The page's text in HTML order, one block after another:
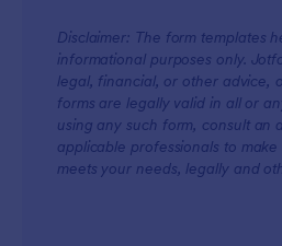
Disclaimer: The form templates
informational purposes only.
legal, financial, or other advice,
forms are legally valid in all or
using any such form, consult an
applicable professionals to
meets your needs, legally and